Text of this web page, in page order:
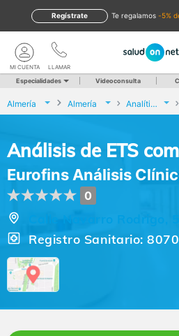
te regalamos -5%
Regístrate
LLAMAR
MI CUENTA
Especialidades Videoconsulta
Almería Almería Analíticas y Genética
Análisis de ETS
Eurofins Análisis
0
Registro Sanitario: 8070